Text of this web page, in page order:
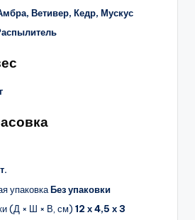
Ветивер, Кедр, Мускус
упаковкаБез упаковки
(Д × Ш × В, см) 12 х 4,5 х 3